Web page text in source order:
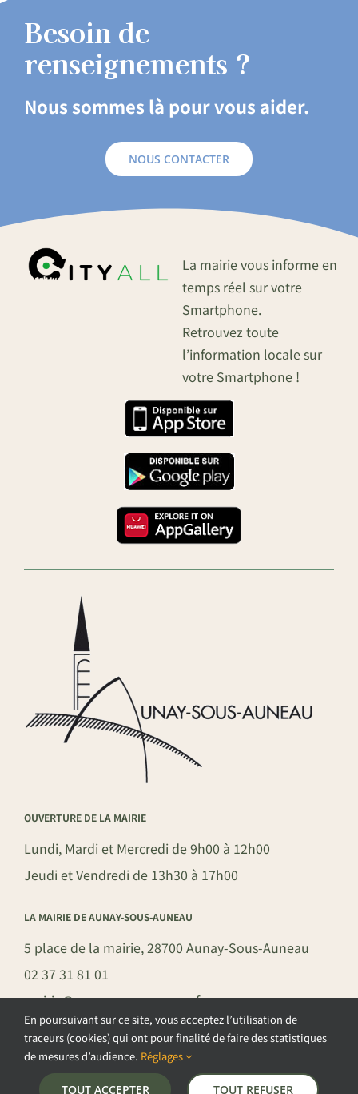
Besoin de
renseignements ?
Nous sommes là pour vous aider.
NOUS CONTACTER
La mairie vous informe en
temps réel sur votre
Smartphone.
Retrouvez toute
l’information locale sur
votre Smartphone !
OUVERTURE DE LA MAIRIE
Lundi, Mardi et Mercredi de 9h00 à 12h00
Jeudi et Vendredi de 13h30 à 17h00
LA MAIRIE DE AUNAY-SOUS-AUNEAU
5 place de la mairie, 28700 Aunay-Sous-Auneau
02 37 31 81 01
mairie@aunay-sous-auneau.fr
©COPYRIGHT 2026 – COMMUNE DE AUNAY-SOUS-AUNEAU –
En poursuivant sur ce site, vous acceptez l’utilisation de
traceurs (cookies) qui ont pour finalité de faire des statistiques
de mesures d’audience. Réglages
TOUT ACCEPTER TOUT REFUSER